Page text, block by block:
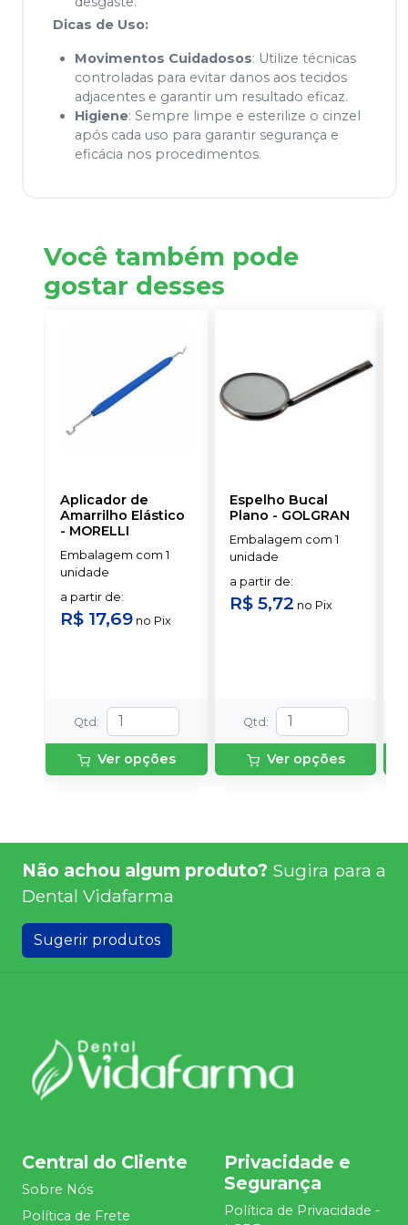
Dicas de Uso:
Movimentos Cuidadosos: Utilize técnicas
controladas para evitar danos aos tecidos
adjacentes e garantir um resultado eficaz.
Higiene: Sempre limpe e esterilize o cinzel
após cada uso para garantir segurança e
eficácia nos procedimentos.
Você também pode
gostar desses
Aplicador de
Amarrilho Elástico
- MORELLI
Embalagem com 1
unidade
a partir de:
R$ 17,69 no Pix
Qtd :
Ver opções
Espelho Bucal
Plano - GOLGRAN
Embalagem com 1
unidade
a partir de:
R$ 5,72 no Pix
Qtd :
Ver opções
Não achou algum produto? Sugira para a
Dental Vidafarma
Sugerir produtos
Central do Cliente
Sobre Nós
Política de Frete
Privacidade e
Segurança
Política de Privacidade -